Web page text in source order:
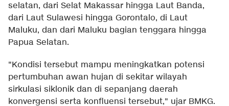
selatan, dari Selat Makassar hingga Laut Banda,
dari Laut Sulawesi hingga Gorontalo, di Laut
Maluku, dan dari Maluku bagian tenggara hingga
Papua Selatan.
"Kondisi tersebut mampu meningkatkan potensi
pertumbuhan awan hujan di sekitar wilayah
sirkulasi siklonik dan di sepanjang daerah
konvergensi serta konfluensi tersebut," ujar BMKG.